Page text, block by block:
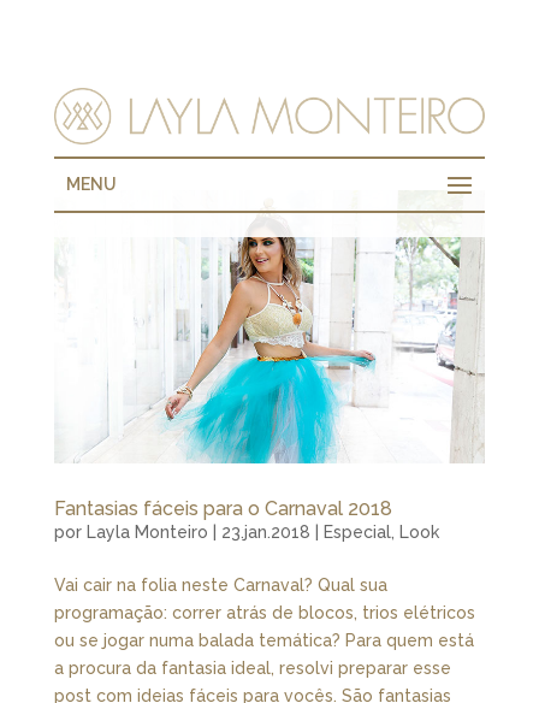
MENU
Fantasias fáceis para o Carnaval 2018
por Layla Monteiro 23.jan.2018 Especial, Look
Vai cair na folia neste Carnaval? Qual sua
programação: correr atrás de blocos, trios elétricos
ou se jogar numa balada temática? Para quem está
a procura da fantasia ideal, resolvi preparar esse
post com ideias fáceis para vocês. São fantasias